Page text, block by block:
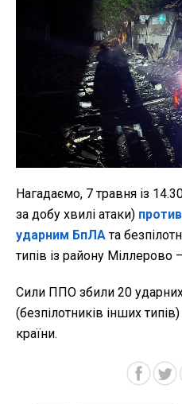
Нагадаємо, 7 травня із
за добу хвилі атаки)
ударним БпЛАта
типів із району Міллерово
Сили ППО збили 20
(безпілотників інших
країни.